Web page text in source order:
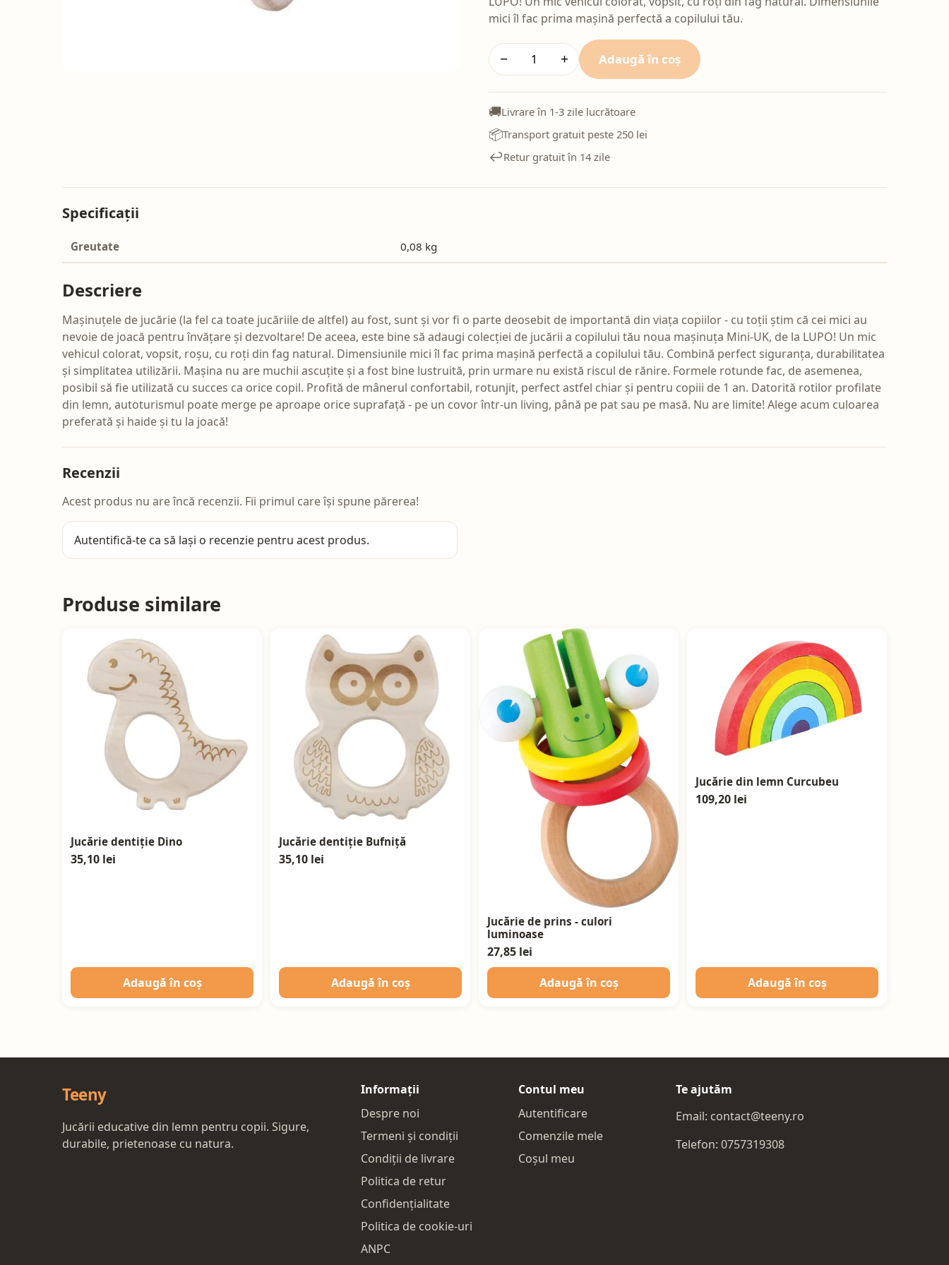
mici îl fac prima mașină perfectă a copilului tău.
− + Adaugă în coș
🚚Livrare în 1-3 zile lucrătoare
📦Transport gratuit peste 250 lei
↩️Retur gratuit în 14 zile
Specificații
Greutate 0,08 kg
Descriere
Mașinuțele de jucărie (la fel ca toate jucăriile de altfel) au fost, sunt și vor fi o parte deosebit de importantă din viața copiilor - cu toții știm că cei mici au
nevoie de joacă pentru învățare și dezvoltare! De aceea, este bine să adaugi colecției de jucării a copilului tău noua mașinuța Mini-UK, de la LUPO! Un mic
vehicul colorat, vopsit, roșu, cu roți din fag natural. Dimensiunile mici îl fac prima mașină perfectă a copilului tău. Combină perfect siguranța, durabilitatea
și simplitatea utilizării. Mașina nu are muchii ascuțite și a fost bine lustruită, prin urmare nu există riscul de rănire. Formele rotunde fac, de asemenea,
posibil să fie utilizată cu succes ca orice copil. Profită de mânerul confortabil, rotunjit, perfect astfel chiar și pentru copiii de 1 an. Datorită rotilor profilate
din lemn, autoturismul poate merge pe aproape orice suprafață - pe un covor într-un living, până pe pat sau pe masă. Nu are limite! Alege acum culoarea
preferată și haide și tu la joacă!
Recenzii
Acest produs nu are încă recenzii. Fii primul care își spune părerea!
Autentifică-te ca să lași o recenzie pentru acest produs.
Produse similare
Jucărie dentiție Dino
35,10 lei
Adaugă în coș
Jucărie dentiție Bufniță
35,10 lei
Adaugă în coș
Jucărie de prins - culori
luminoase
27,85 lei
Adaugă în coș
Jucărie din lemn Curcubeu
109,20 lei
Adaugă în coș
Teeny
Jucării educative din lemn pentru copii. Sigure,
durabile, prietenoase cu natura.
Informații
Despre noi
Termeni și condiții
Condiții de livrare
Politica de retur
Confidențialitate
Politica de cookie-uri
ANPC
Contul meu
Autentificare
Comenzile mele
Coșul meu
Te ajutăm
Email: contact@teeny.ro
Telefon:0757319308